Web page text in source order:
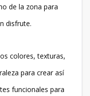
de la zona para
disfrute.
colores, texturas,
para crear así
funcionales para